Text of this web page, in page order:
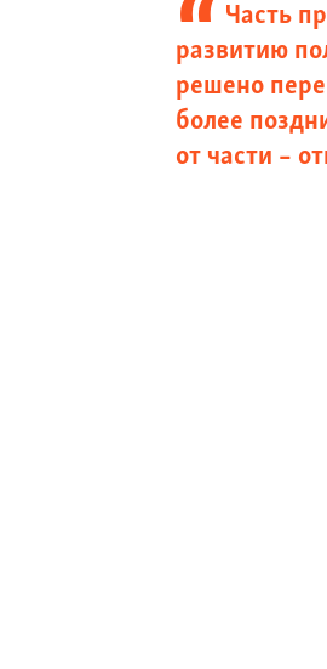
Часть
развитию
решено
более
от части –